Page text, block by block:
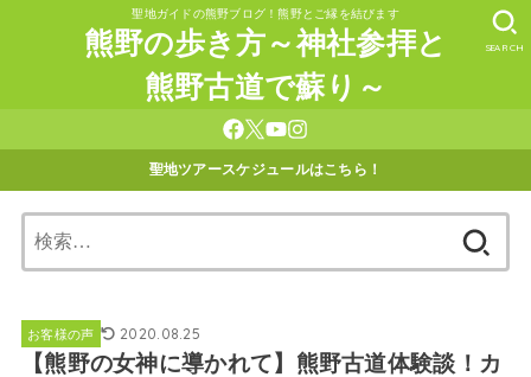
聖地ガイドの熊野ブログ！熊野とご縁を結びます
熊野の歩き方～神社参拝と
熊野古道で蘇り～
SEARCH
聖地ツアースケジュールはこちら！
索:
お客様の声 2020.08.25
【熊野の女神に導かれて】熊野古道体験談！カ